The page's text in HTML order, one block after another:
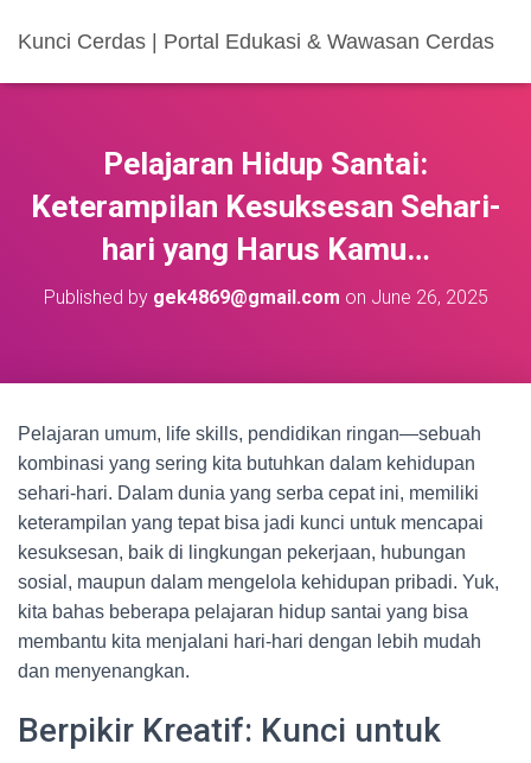
Kunci Cerdas | Portal Edukasi & Wawasan Cerdas
Pelajaran Hidup Santai:
Keterampilan Kesuksesan Sehari-
hari yang Harus Kamu…
Published by gek4869@gmail.com on June 26, 2025
Pelajaran umum, life skills, pendidikan ringan—sebuah
kombinasi yang sering kita butuhkan dalam kehidupan
sehari-hari. Dalam dunia yang serba cepat ini, memiliki
keterampilan yang tepat bisa jadi kunci untuk mencapai
kesuksesan, baik di lingkungan pekerjaan, hubungan
sosial, maupun dalam mengelola kehidupan pribadi. Yuk,
kita bahas beberapa pelajaran hidup santai yang bisa
membantu kita menjalani hari-hari dengan lebih mudah
dan menyenangkan.
Berpikir Kreatif: Kunci untuk